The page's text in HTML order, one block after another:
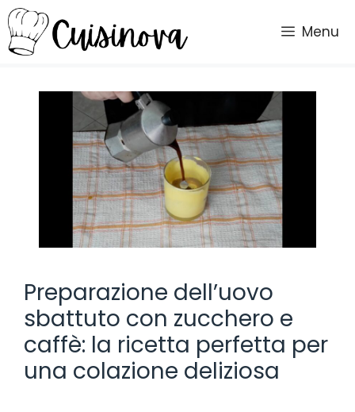
Vai
al
contenuto
Menu
Preparazione dell’uovo
sbattuto con zucchero e
caffè: la ricetta perfetta per
una colazione deliziosa